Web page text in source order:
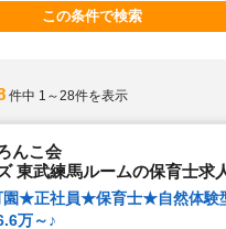
この条件で検索
件中 1～28件を表示
んこ会
東武練馬ルームの保育士求
園★正社員★保育士★自然体験
万～♪